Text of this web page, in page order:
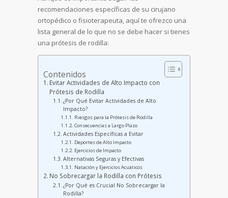
recomendaciones específicas de su cirujano
ortopédico o fisioterapeuta, aquí te ofrezco una
lista general de lo que no se debe hacer si tienes
una prótesis de rodilla:
Contenidos
Evitar Actividades de Alto Impacto con
Prótesis de Rodilla
¿Por Qué Evitar Actividades de Alto
Impacto?
Riesgos para la Prótesis de Rodilla
Consecuencias a Largo Plazo
Actividades Específicas a Evitar
Deportes de Alto Impacto
Ejercicios de Impacto
Alternativas Seguras y Efectivas
Natación y Ejercicios Acuáticos
No Sobrecargar la Rodilla con Prótesis
¿Por Qué es Crucial No Sobrecargar la
Rodilla?